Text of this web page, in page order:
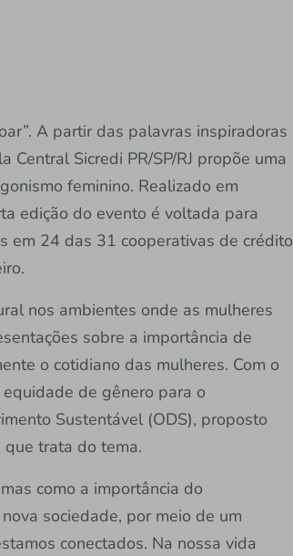
A partir das palavras inspiradoras
Central Sicredi PR/SP/RJ propõe uma
feminino. Realizado em
edição do evento é voltada para
em 24 das 31 cooperativas de crédito
nos ambientes onde as mulheres
sobre a importância de
o cotidiano das mulheres. Com o
de gênero para o
Sustentável (ODS), proposto
que trata do tema.
como a importância do
sociedade, por meio de um
conectados. Na nossa vida